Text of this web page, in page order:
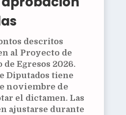
descritos
al Proyecto de
de Egresos 2026.
Diputados tiene
noviembre de
el dictamen. Las
ajustarse durante